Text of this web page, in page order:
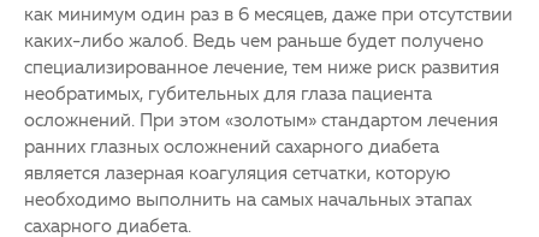
как минимум один раз в 6 месяцев, даже при отсутствии
каких-либо жалоб. Ведь чем раньше будет получено
специализированное лечение, тем ниже риск развития
необратимых, губительных для глаза пациента
осложнений. При этом «золотым» стандартом лечения
ранних глазных осложнений сахарного диабета
является лазерная коагуляция сетчатки, которую
необходимо выполнить на самых начальных этапах
сахарного диабета.